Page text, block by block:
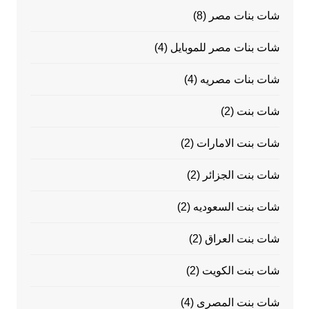
شات بنات مصر (8)
شات بنات مصر للموبايل (4)
شات بنات مصريه (4)
شات بنت (2)
شات بنت الامارات (2)
شات بنت الجزائر (2)
شات بنت السعوديه (2)
شات بنت العراق (2)
شات بنت الكويت (2)
شات بنت المصرى (4)